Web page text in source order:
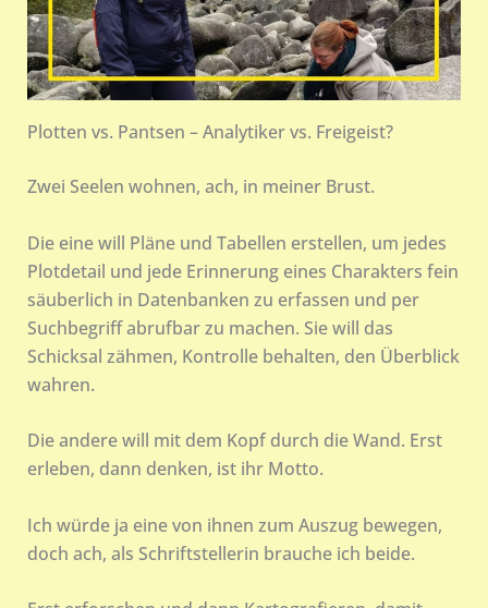
Plotten vs. Pantsen – Analytiker vs. Freigeist?
Zwei Seelen wohnen, ach, in meiner Brust.
Die eine will Pläne und Tabellen erstellen, um jedes
Plotdetail und jede Erinnerung eines Charakters fein
säuberlich in Datenbanken zu erfassen und per
Suchbegriff abrufbar zu machen. Sie will das
Schicksal zähmen, Kontrolle behalten, den Überblick
wahren.
Die andere will mit dem Kopf durch die Wand. Erst
erleben, dann denken, ist ihr Motto.
Ich würde ja eine von ihnen zum Auszug bewegen,
doch ach, als Schriftstellerin brauche ich beide.